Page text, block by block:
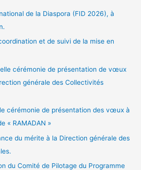
de la Diaspora (FID 2026), à
et de suivi de la mise en
cérémonie de présentation de vœux
générale des Collectivités
cérémonie de présentation des vœux à
« RAMADAN »
du mérite à la Direction générale des
du Comité de Pilotage du Programme